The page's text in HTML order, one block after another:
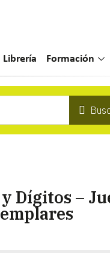
Librería Formación
Dígitos –